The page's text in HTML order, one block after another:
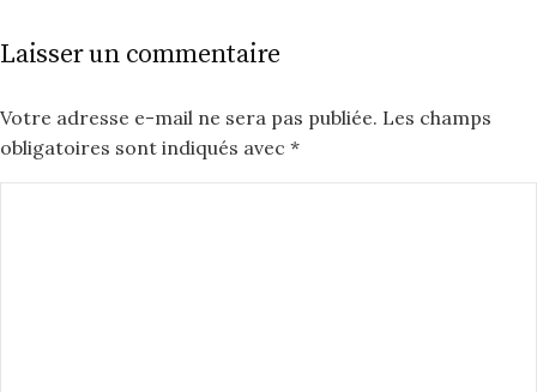
Laisser un commentaire
Votre adresse e-mail ne sera pas publiée. Les champs
obligatoires sont indiqués avec *